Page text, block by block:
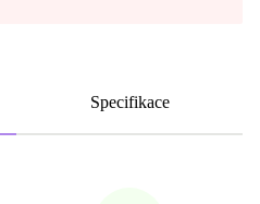
Specifikace